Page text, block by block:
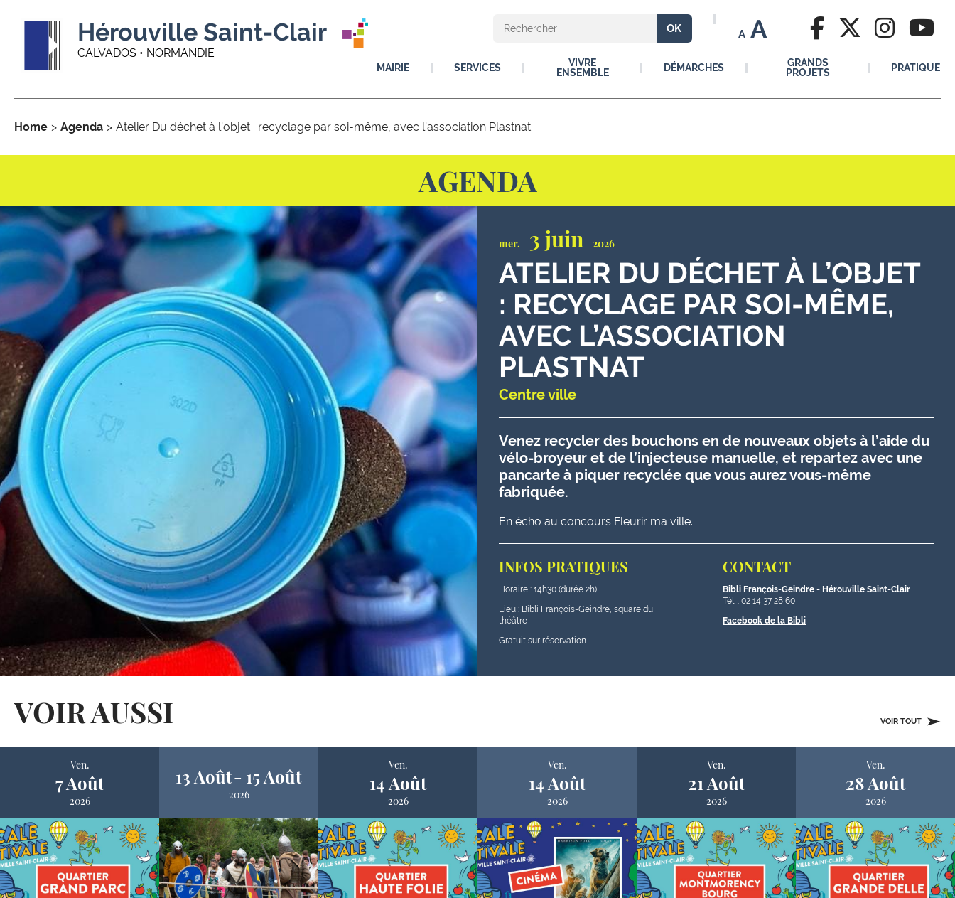
Hérouville Saint-Clair
CALVADOS • NORMANDIE
A A
MAIRIE SERVICES
VIVRE
ENSEMBLE
DÉMARCHES
GRANDS
PROJETS
PRATIQUE
Home Agenda Atelier Du déchet à l’objet : recyclage par soi-même, avec l’association Plastnat
AGENDA
mer. 3 juin 2026
ATELIER DU DÉCHET À L’OBJET
: RECYCLAGE PAR SOI-MÊME,
AVEC L’ASSOCIATION
PLASTNAT
Centre ville
Venez recycler des bouchons en de nouveaux objets à l’aide du
vélo-broyeur et de l’injecteuse manuelle, et repartez avec une
pancarte à piquer recyclée que vous aurez vous-même
fabriquée.
En écho au concours Fleurir ma ville.
INFOS PRATIQUES
Horaire : 14h30 (durée 2h)
Lieu : Bibli François-Geindre, square du
théâtre
Gratuit sur réservation
CONTACT
Bibli François-Geindre - Hérouville Saint-Clair
Tél. : 02 14 37 28 60
Facebook de la Bibli
VOIR AUSSI VOIR TOUT
Ven.
7 Août
2026
13 Août 15 Août
2026
Ven.
14 Août
2026
Ven.
14 Août
2026
Ven.
21 Août
2026
Ven.
28 Août
2026